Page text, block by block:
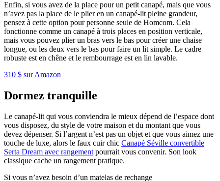
Enfin, si vous avez de la place pour un petit canapé, mais que vous
n’avez pas la place de le plier en un canapé-lit pleine grandeur,
pensez à cette option pour personne seule de Homcom. Cela
fonctionne comme un canapé à trois places en position verticale,
mais vous pouvez plier un bras vers le bas pour créer une chaise
longue, ou les deux vers le bas pour faire un lit simple. Le cadre
robuste est en chêne et le rembourrage est en lin lavable.
310 $ sur Amazon
Dormez tranquille
Le canapé-lit qui vous conviendra le mieux dépend de l’espace dont
vous disposez, du style de votre maison et du montant que vous
devez dépenser. Si l’argent n’est pas un objet et que vous aimez une
touche de luxe, alors le faux cuir chic Canapé Séville convertible
Serta Dream avec rangement pourrait vous convenir. Son look
classique cache un rangement pratique.
Si vous n’avez besoin d’un matelas de rechange